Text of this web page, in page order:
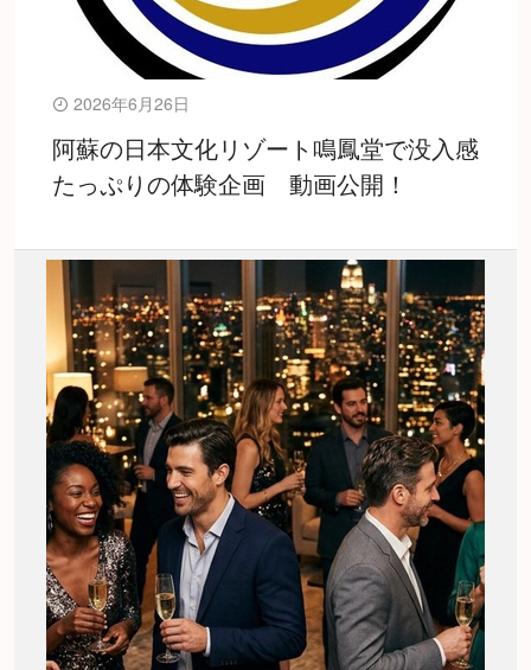
2026年6月26日
阿蘇の日本文化リゾート鳴鳳堂で没入感
たっぷりの体験企画 動画公開！